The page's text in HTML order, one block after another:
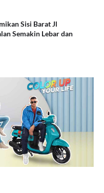
Sisi Barat Jl
Semakin Lebar dan